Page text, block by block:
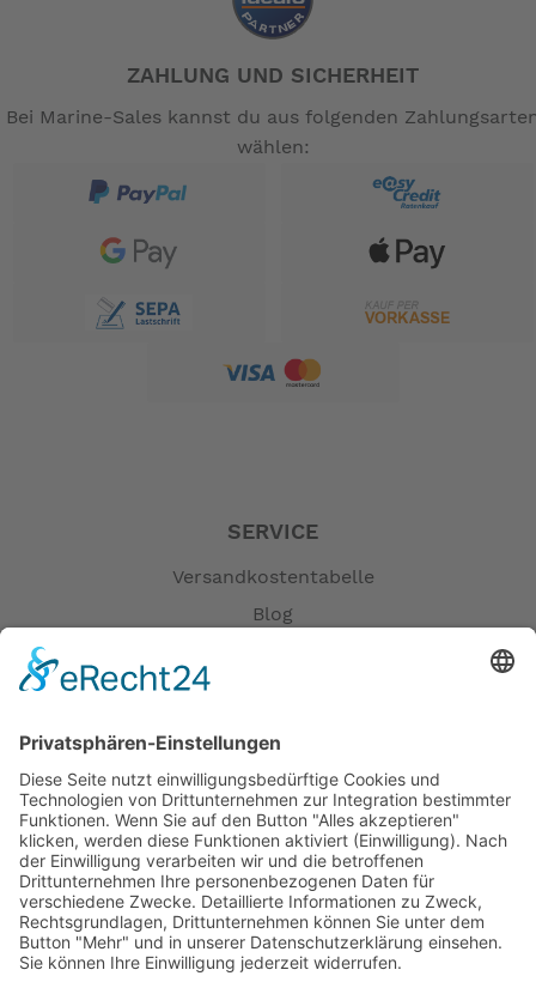
ZAHLUNG UND SICHERHEIT
Bei Marine-Sales kannst du aus folgenden
wählen:
SERVICE
Versandkostentabelle
Blog
Versandpartner
Verfügbarkeiten
Zahlung und Versand
Datenschutz
Fernabsatz